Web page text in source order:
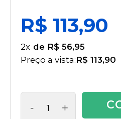
R$ 113,90
2x
R$ 56,95
Preço a vista:R$ 113,90
- +